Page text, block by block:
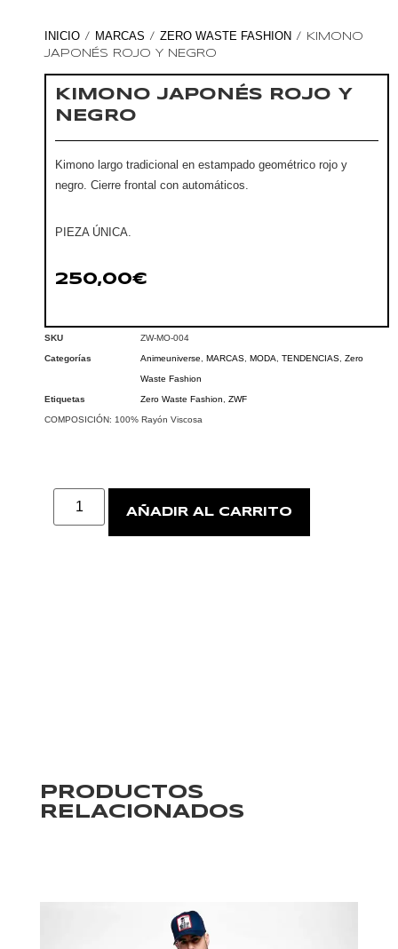
INICIO / MARCAS / ZERO WASTE FASHION / KIMONO
JAPONÉS ROJO Y NEGRO
KIMONO JAPONÉS ROJO Y
NEGRO
Kimono largo tradicional en estampado geométrico rojo y
negro. Cierre frontal con automáticos.
PIEZA ÚNICA.
250,00€
SKU ZW-MO-004
Categorías Animeuniverse, MARCAS, MODA, TENDENCIAS, Zero
Waste Fashion
Etiquetas Zero Waste Fashion, ZWF
COMPOSICIÓN: 100% Rayón Viscosa
AÑADIR AL CARRITO
PRODUCTOS
RELACIONADOS